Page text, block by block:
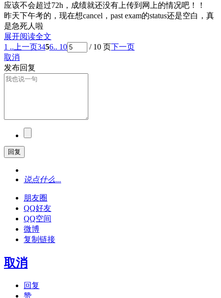
应该不会超过72h，成绩就还没有上传到网上的情况吧！！
昨天下午考的，现在想cancel，past exam的status还是空白，真
是急死人啦
展开阅读全文
1 .. 上一页3456.. 10 / 10 页下一页
取消
发布回复
回复
说点什么...
朋友圈
QQ好友
QQ空间
微博
复制链接
取消
回复
赞